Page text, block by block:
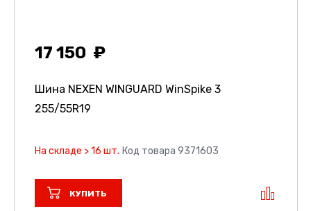
17 150
Шина NEXEN WINGUARD WinSpike 3
255/55R19
На складе > 16 шт. Код товара 9371603
КУПИТЬ